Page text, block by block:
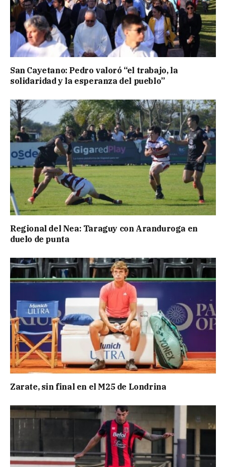
San Cayetano: Pedro valoró “el trabajo, la
solidaridad y la esperanza del pueblo”
Regional del Nea: Taraguy con Aranduroga en
duelo de punta
Zarate, sin final en el M25 de Londrina